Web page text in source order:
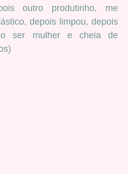
outro produtinho, me
depois limpou, depois
ser mulher e cheia de